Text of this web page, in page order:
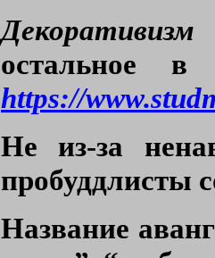
остальное
https://
Не из-за
пробуддлисты
Название